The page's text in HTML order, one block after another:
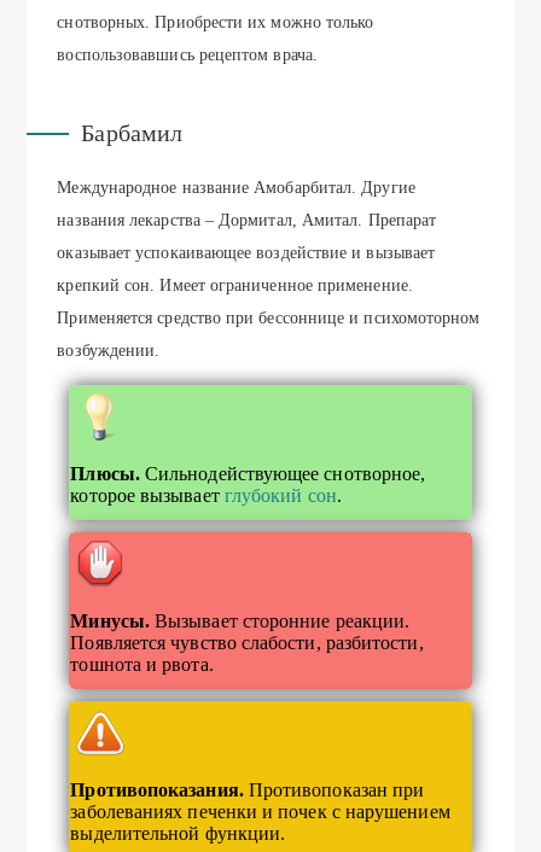
снотворных. Приобрести их можно только
воспользовавшись рецептом врача.
Барбамил
Международное название Амобарбитал. Другие
названия лекарства – Дормитал, Амитал. Препарат
оказывает успокаивающее воздействие и вызывает
крепкий сон. Имеет ограниченное применение.
Применяется средство при бессоннице и психомоторном
возбуждении.
Плюсы. Сильнодействующее снотворное,
которое вызывает глубокий сон.
Минусы.Вызывает сторонние реакции.
Появляется чувство слабости, разбитости,
тошнота и рвота.
Противопоказания. Противопоказан при
заболеваниях печенки и почек с нарушением
выделительной функции.